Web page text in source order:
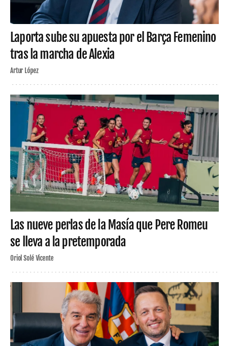
Laporta sube su apuesta por el Barça Femenino
tras la marcha de Alexia
Artur López
Las nueve perlas de la Masía que Pere Romeu
se lleva a la pretemporada
Oriol Solé Vicente